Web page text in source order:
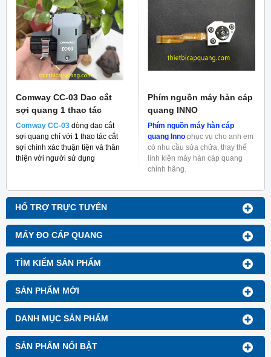
HỔ TRỢ TRỰC TUYẾN
MÁY ĐO CÁP QUANG
TÌM KIẾM SẢN PHẨM
SẢN PHẨM MỚI
DANH MỤC SẢN PHẨM
SẢN PHẨM NỔI BẬT
Comway CC-03 Dao cắt
sợi quang 1 thao tác
Comway CC-03 dòng dao cắt
sợi quang chỉ với 1 thao tác cắt
sợi chính xác thuận tiện và thân
thiện với người sử dụng
Phím nguồn máy hàn cáp
quang INNO
Phím nguồn máy hàn cáp
quang Inno phục vụ cho anh em
có nhu cầu sửa chữa, thay thế
linh kiện máy hàn cáp quang
chính hãng.